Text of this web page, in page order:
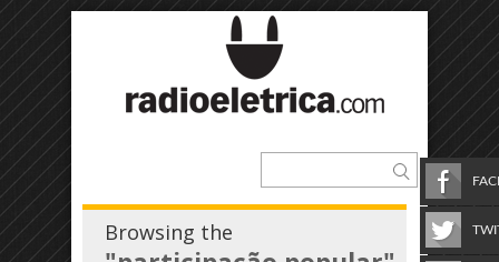
Browsing the